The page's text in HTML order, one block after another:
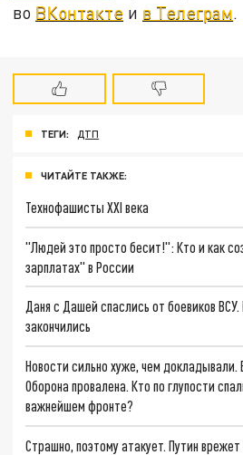
во ВКонтакте и в Телеграм
ТЕГИ: ДТП
ЧИТАЙТЕ ТАКЖЕ:
Технофашисты XXI века
"Людей это просто бесит!": Кто и как
зарплатах" в России
Даня с Дашей спаслись от боевиков
закончились
Новости сильно хуже, чем докладывали.
Оборона провалена. Кто по глупости
важнейшем фронте?
Страшно, поэтому атакует. Путин